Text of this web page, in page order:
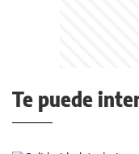
Te puede